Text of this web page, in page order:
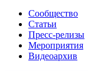
Сообщество
Статьи
Пресс-релизы
Мероприятия
Видеоархив